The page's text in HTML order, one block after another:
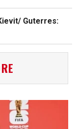
Guterres: